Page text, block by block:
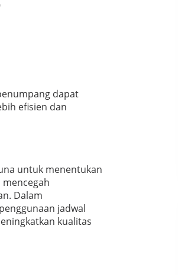
dapat
efisien dan
untuk menentukan
Dalam
jadwal
kualitas